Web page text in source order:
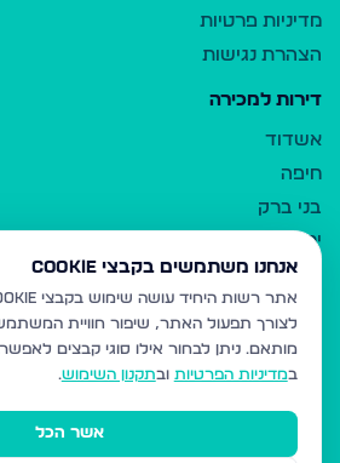
מדיניות פרטיות
הצהרת נגישות
דירות למכירה
אשדוד
חיפה
בני ברק
ירושלים
אלעד
גבעת זאב
בית שמש
רכסים
מודיעין עילית
אנחנו משתמשים בקבצי Cookie
לצורך תפעול האתר, שיפור חוויית
מותאם. ניתן לבחור אילו סוגי קבצים
במדיניות הפרטיות ובתקנון השימוש.
אשר הכל